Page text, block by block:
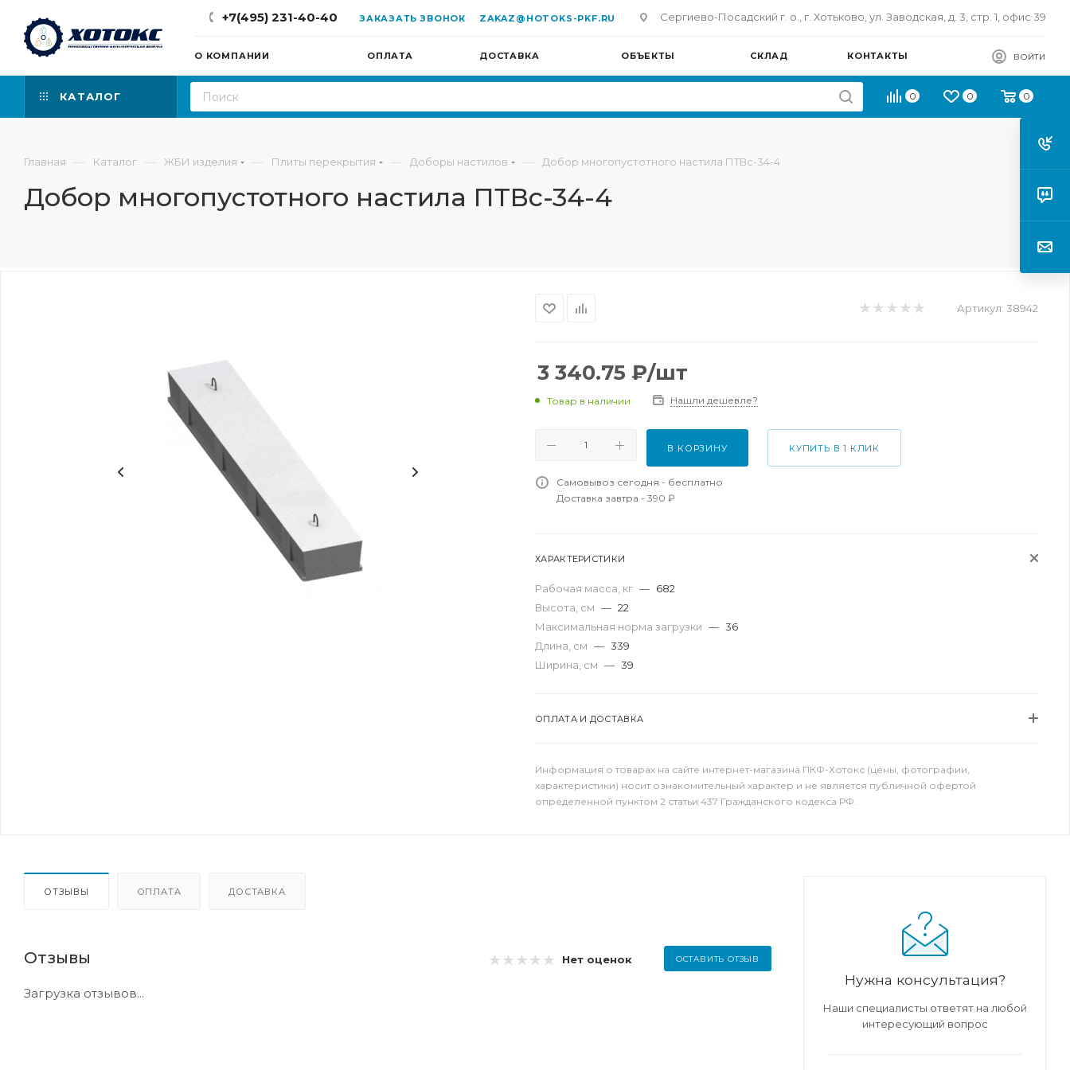
+7(495) 231-40-40 ЗАКАЗАТЬ ЗВОНОК ZAKAZ@HOTOKS-PKF.RU Сергиево-Посадский г. о., г. Хотьково, ул. Заводская, д. 3, стр. 1, офис 39
О КОМПАНИИ ОПЛАТА ДОСТАВКА ОБЪЕКТЫ СКЛАД КОНТАКТЫ ВОЙТИ
КАТАЛОГ 0 0 0
Главная — Каталог — ЖБИ изделия — Плиты перекрытия — Доборы настилов — Добор многопустотного настила ПТВс-34-4
Добор многопустотного настила ПТВс-34-4
Артикул: 38942
3 340.75 ₽/шт
Товар в наличии Нашли дешевле?
В КОРЗИНУ КУПИТЬ В 1 КЛИК
Самовывоз сегодня - бесплатно
Доставка завтра - 390 ₽
ХАРАКТЕРИСТИКИ
Рабочая масса, кг — 682
Высота, см — 22
Максимальная норма загрузки — 36
Длина, см — 339
Ширина, см — 39
ОПЛАТА И ДОСТАВКА
Информация о товарах на сайте интернет-магазина ПКФ-Хотокс (цены, фотографии,
характеристики) носит ознакомительный характер и не является публичной офертой
определенной пунктом 2 статьи 437 Гражданского кодекса РФ.
ОТЗЫВЫ ОПЛАТА ДОСТАВКА
Отзывы Нет оценок ОСТАВИТЬ ОТЗЫВ
Загрузка отзывов...
Нужна консультация?
Наши специалисты ответят на любой
интересующий вопрос